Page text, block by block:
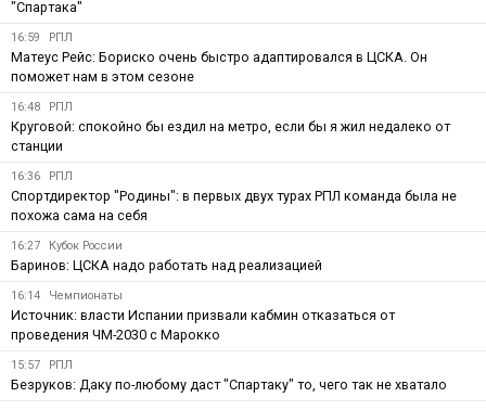
"Спартака"
16:59 РПЛ
Матеус Рейс: Бориско очень быстро адаптировался в ЦСКА. Он
поможет нам в этом сезоне
16:48 РПЛ
Круговой: спокойно бы ездил на метро, если бы я жил недалеко от
станции
16:36 РПЛ
Спортдиректор "Родины": в первых двух турах РПЛ команда была не
похожа сама на себя
16:27 Кубок России
Баринов: ЦСКА надо работать над реализацией
16:14 Чемпионаты
Источник: власти Испании призвали кабмин отказаться от
проведения ЧМ-2030 с Марокко
15:57 РПЛ
Безруков: Даку по-любому даст "Спартаку" то, чего так не хватало